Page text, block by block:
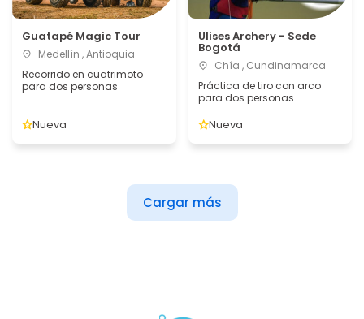
Guatapé Magic Tour
Medellín , Antioquia
Recorrido en cuatrimoto
para dos personas
Nueva
Ulises Archery - Sede
Bogotá
Chía , Cundinamarca
Práctica de tiro con arco
para dos personas
Nueva
Cargar más